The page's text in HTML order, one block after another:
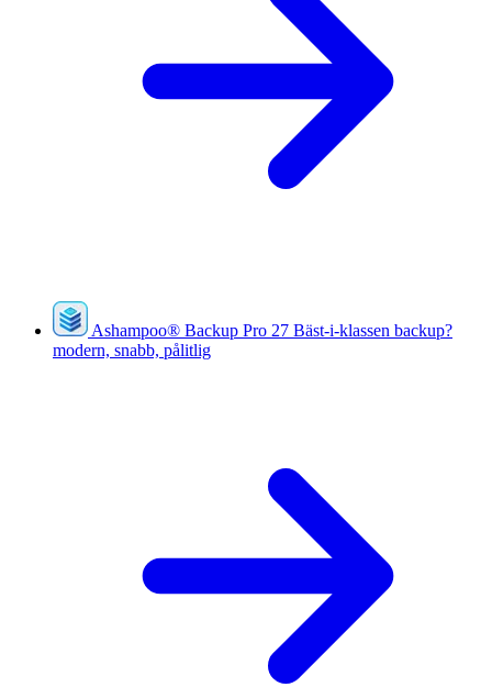
Ashampoo® Backup Pro 27 Bäst-i-klassen backup?
modern, snabb, pålitlig